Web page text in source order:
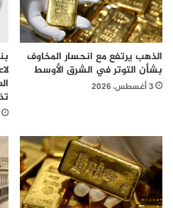
الذهب يرتفع مع انحسار المخاوف
بشأن التوتر في الشرق الأوسط
3 أغسطس، 2026